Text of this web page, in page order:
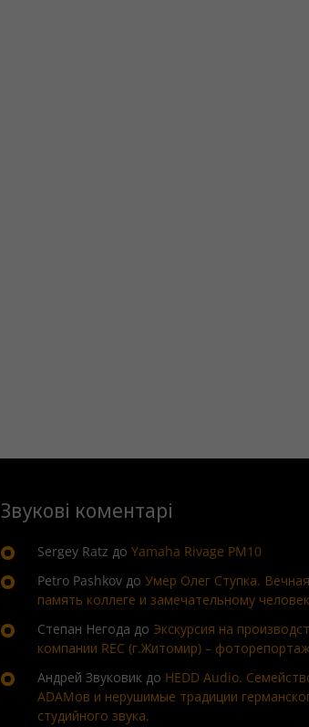
Звукові коментарі
Sergey Ratz до Yamaha Rivage PM10
Petro Pashkovдо Умер Олег Ступка. Вечная
память коллеге и замечательному
Степан Негода до Экскурсия на
компании REC (г.Житомир) – фоторепортаж
Андрей Звуковикдо HEDD Audio.
ADAMов и нерушимые традиции
студийного звука.